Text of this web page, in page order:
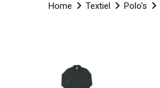
Home Textiel Polo's